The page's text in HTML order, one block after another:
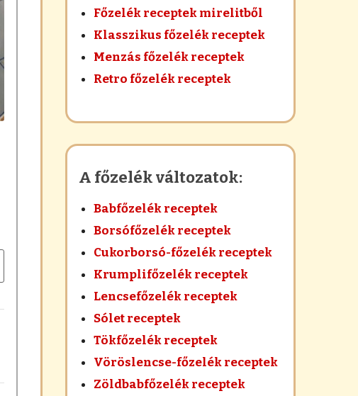
Főzelék receptek mirelitből
Klasszikus főzelék receptek
Menzás főzelék receptek
Retro főzelék receptek
A főzelék változatok:
Babfőzelék receptek
Borsófőzelék receptek
Cukorborsó-főzelék receptek
Krumplifőzelék receptek
Lencsefőzelék receptek
Sólet receptek
Tökfőzelék receptek
Vöröslencse-főzelék receptek
Zöldbabfőzelék receptek